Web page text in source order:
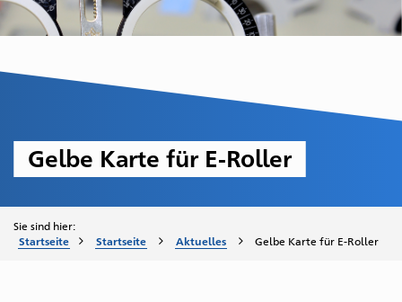
Gelbe Karte für E-Roller
Sie sind hier:
Startseite
Startseite Aktuelles Gelbe Karte für E-Roller